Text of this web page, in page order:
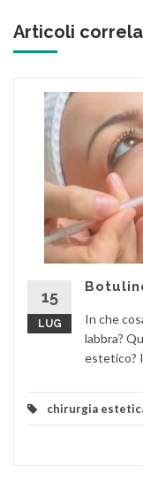
Articoli
15
LUG
In che
labbra?
estetico?
chirurgia